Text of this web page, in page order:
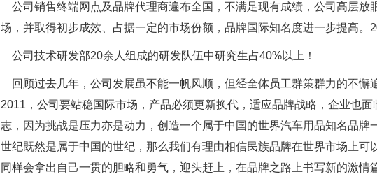
公司销售终端网点及品牌代理商遍布全国，不满足现有成绩，公司高层放
场，并取得初步成效、占据一定的市场份额，品牌国际知名度进一步提高。
公司技术研发部20余人组成的研发队伍中研究生占40%以上！
回顾过去几年，公司发展虽不能一帆风顺，但经全体员工群策群力的不懈
2011，公司要站稳国际市场，产品必须更新换代，适应品牌战略，企业也
志，因为挑战是压力亦是动力，创造一个属于中国的世界汽车用品知名品牌
世纪既然是属于中国的世纪，那么我们有理由相信民族品牌在世界市场上可
同样会拿出自己一贯的胆略和勇气，迎头赶上，在品牌之路上书写新的激情